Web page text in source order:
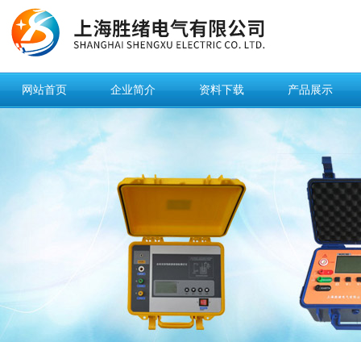
网站首页 企业简介 资料下载 产品展示